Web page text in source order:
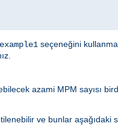
seçeneğini
azami MPM sayısı
ve bunlar aşağıdaki